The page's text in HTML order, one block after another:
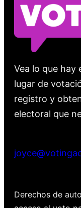
Vea lo que hay
lugar de
registro y
electoral que
Derechos de